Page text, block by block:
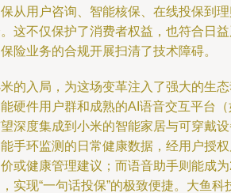
从用户咨询、智能核保、在线投保到
这不仅保护了消费者权益，也符合日
险业务的合规开展扫清了技术障碍。
的入局，为这场变革注入了强大的生
硬件用户群和成熟的AI语音交互平台
深度集成到小米的智能家居与可穿戴
手环监测的日常健康数据，经用户授
或健康管理建议；而语音助手则能成
实现“一句话投保”的极致便捷。大鱼